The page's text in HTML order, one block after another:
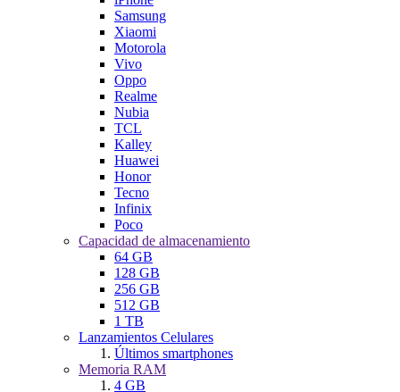
Samsung
Xiaomi
Motorola
Vivo
Oppo
Realme
Nubia
TCL
Kalley
Huawei
Honor
Tecno
Infinix
Poco
Capacidad de almacenamiento
64 GB
128 GB
256 GB
512 GB
1 TB
Lanzamientos Celulares
Últimos smartphones
Memoria RAM
4 GB